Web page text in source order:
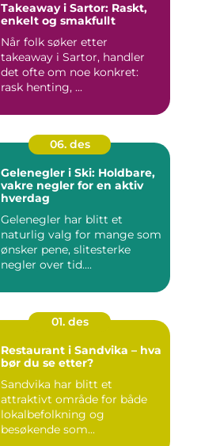
Takeaway i Sartor: Raskt,
enkelt og smakfullt
Når folk søker etter
takeaway i Sartor, handler
det ofte om noe konkret:
rask henting, ...
06. des
Gelenegler i Ski: Holdbare,
vakre negler for en aktiv
hverdag
Gelenegler har blitt et
naturlig valg for mange som
ønsker pene, slitesterke
negler over tid....
01. des
Restaurant i Sandvika – hva
bør du se etter?
Sandvika har blitt et
attraktivt område for både
lokalbefolkning og
besøkende som...